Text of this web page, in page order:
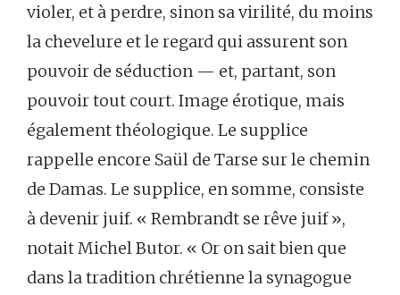
violer, et à perdre, sinon sa virilité, du moins
la chevelure et le regard qui assurent son
pouvoir de séduction — et, partant, son
pouvoir tout court. Image érotique, mais
également théologique. Le supplice
rappelle encore Saül de Tarse sur le chemin
de Damas. Le supplice, en somme, consiste
à devenir juif. « Rembrandt se rêve juif »,
notait Michel Butor. « Or on sait bien que
dans la tradition chrétienne la synagogue